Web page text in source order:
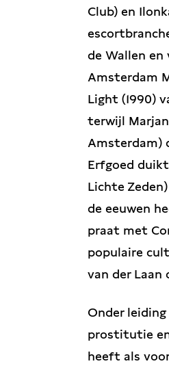
Club) en
de Wallen
Amsterdam
Light (1990)
terwijl
Amsterdam)
Erfgoed
Lichte
de eeuwen
praat met
populaire
van der Laan
Onder leiding
prostitutie
heeft als